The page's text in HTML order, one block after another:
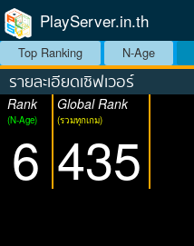
PlayServer.in.th
Home
Top Ranking Server
วิธีจัดอันดับ
Top Ranking N-Age
รายละเอียดเซิฟเวอร์
Rank
(N-Age)
6
Global Rank
(รวมทุกเกม)
435